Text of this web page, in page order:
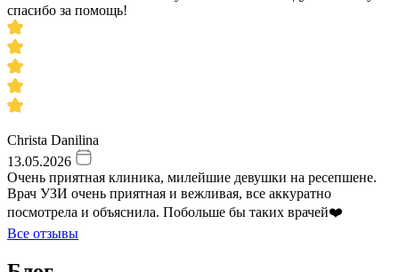
спасибо за помощь!
Christa Danilina
13.05.2026
Очень приятная клиника, милейшие девушки на ресепшене.
Врач УЗИ очень приятная и вежливая, все аккуратно
посмотрела и объяснила. Побольше бы таких врачей❤️
Все отзывы